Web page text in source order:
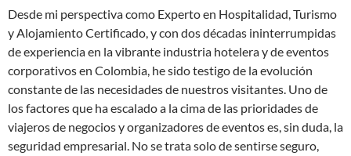
Desde mi perspectiva como Experto en Hospitalidad, Turismo
y Alojamiento Certificado, y con dos décadas ininterrumpidas
de experiencia en la vibrante industria hotelera y de eventos
corporativos en Colombia, he sido testigo de la evolución
constante de las necesidades de nuestros visitantes. Uno de
los factores que ha escalado a la cima de las prioridades de
viajeros de negocios y organizadores de eventos es, sin duda, la
seguridad empresarial. No se trata solo de sentirse seguro,